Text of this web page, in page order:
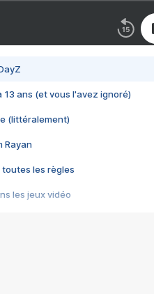
13 ans (et vous l'avez ignoré)
(littéralement)
Rayan
toutes les règles
les jeux vidéo